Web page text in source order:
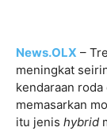
News.OLX –
meningkat
kendaraan
memasarkan
itu jenis hybrid